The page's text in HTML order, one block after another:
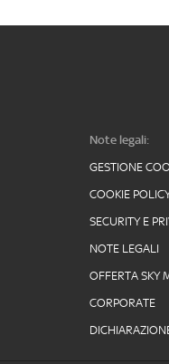
Note legali:
GESTIONE
COOKIE
SECURITY E
NOTE LEGALI
OFFERTA SKY
CORPORATE